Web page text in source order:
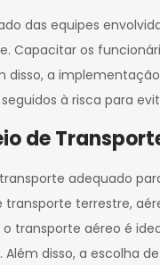
das equipes
Capacitar os
disso, a
à risca para
de
adequado
terrestre,
transporte aéreo é
Além disso, a escolha